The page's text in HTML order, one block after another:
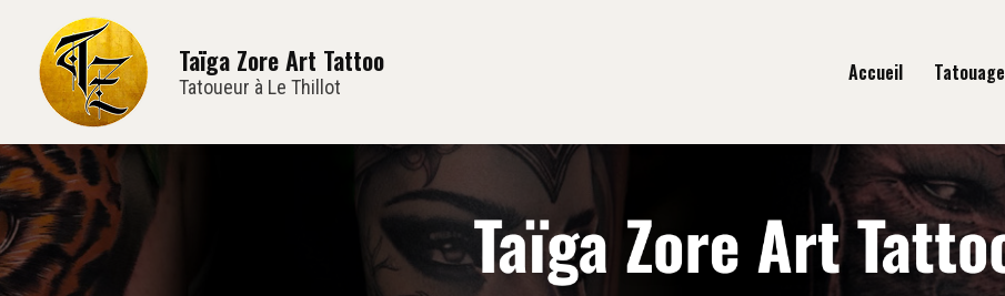
contenu
principal
Taïga Zore Art Tattoo
Tatoueur à Le Thillot
Accueil Tatouage